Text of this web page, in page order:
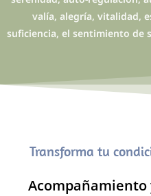
valía, alegría, vitalidad,
suficiencia, el sentimiento de
Transforma tu